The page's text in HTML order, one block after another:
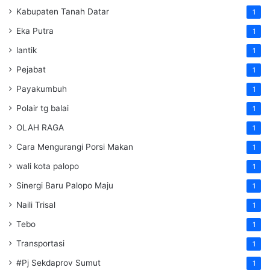
Kabupaten Tanah Datar 1
Eka Putra 1
lantik 1
Pejabat 1
Payakumbuh 1
Polair tg balai 1
OLAH RAGA 1
Cara Mengurangi Porsi Makan 1
wali kota palopo 1
Sinergi Baru Palopo Maju 1
Naili Trisal 1
Tebo 1
Transportasi 1
#Pj Sekdaprov Sumut 1